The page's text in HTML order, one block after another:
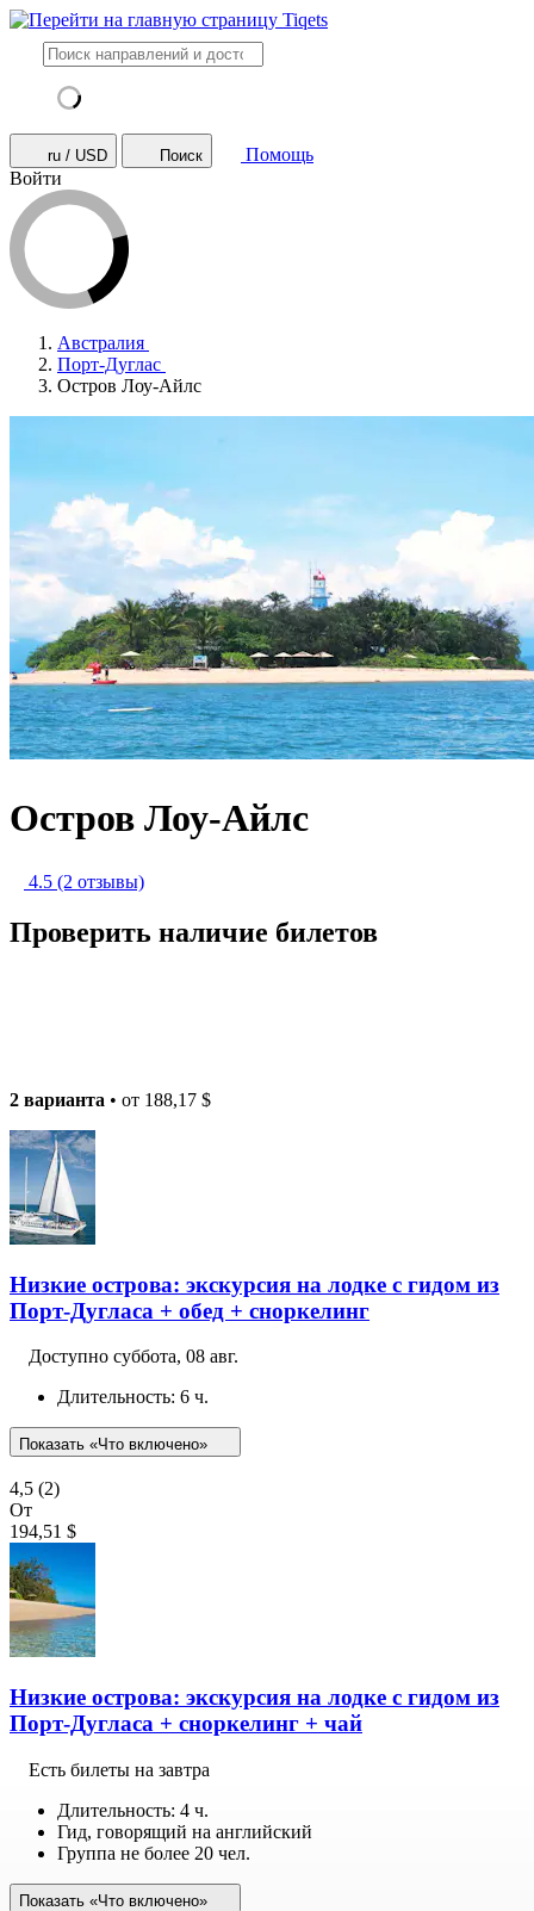
ru / USD Поиск
Помощь
Войти
Австралия
Порт-Дуглас
Остров Лоу-Айлс
Остров Лоу-Айлс
4.5 (2 отзывы)
Проверить наличие билетов
2 варианта • от 188,17 $
Низкие острова: экскурсия на лодке с гидом из
Порт-Дугласа + обед + сноркелинг
Доступно суббота, 08 авг.
Длительность: 6 ч.
Показать «Что включено»
4,5 (2)
От
194,51 $
Низкие острова: экскурсия на лодке с гидом из
Порт-Дугласа + сноркелинг + чай
Есть билеты на завтра
Длительность: 4 ч.
Гид, говорящий на английский
Группа не более 20 чел.
Показать «Что включено»